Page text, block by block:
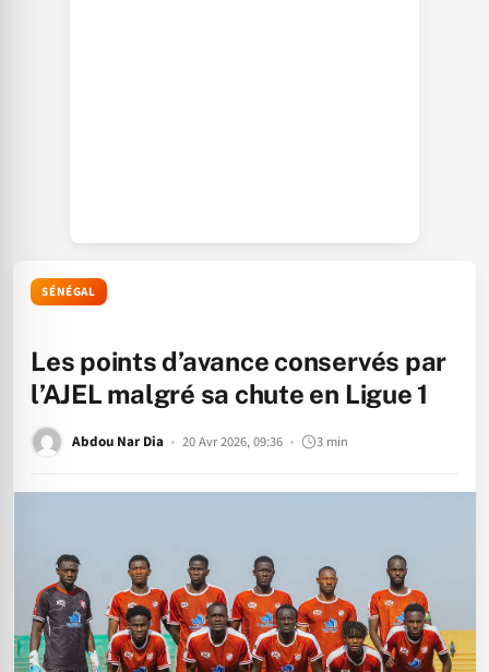
SÉNÉGAL
Les points d’avance conservés par
l’AJEL malgré sa chute en Ligue 1
Abdou Nar Dia 20 Avr 2026, 09:36 3 min